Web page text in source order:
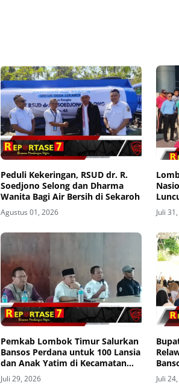
Peduli Kekeringan, RSUD dr. R.
Soedjono Selong dan Dharma
Wanita Bagi Air Bersih di Sekaroh
Agustus 01, 2026 Juli
Pemkab Lombok Timur Salurkan
Bansos Perdana untuk 100 Lansia
dan Anak Yatim di Kecamatan
Sikur
Juli 29, 2026 Juli